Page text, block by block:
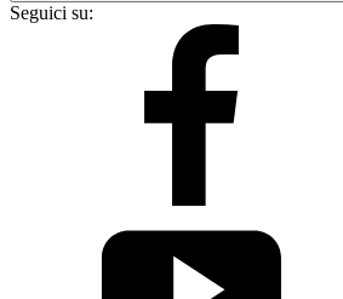
Seguici su: